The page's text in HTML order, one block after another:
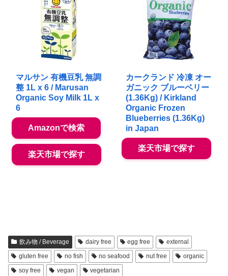
マルサン 有機豆乳 無調
整 1L x 6 / Marusan
Organic Soy Milk 1L x
6
Amazonで検索
楽天市場で探す
カークランド 冷凍 オー
ガニック ブルーベリー
(1.36Kg) / Kirkland
Organic Frozen
Blueberries (1.36Kg)
in Japan
楽天市場で探す
飲み物 / Beverage dairy free egg free
external
gluten free
no fish no seafood nut free
organic
soy free
vegan vegetarian